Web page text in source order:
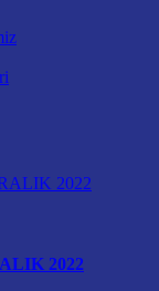
2022